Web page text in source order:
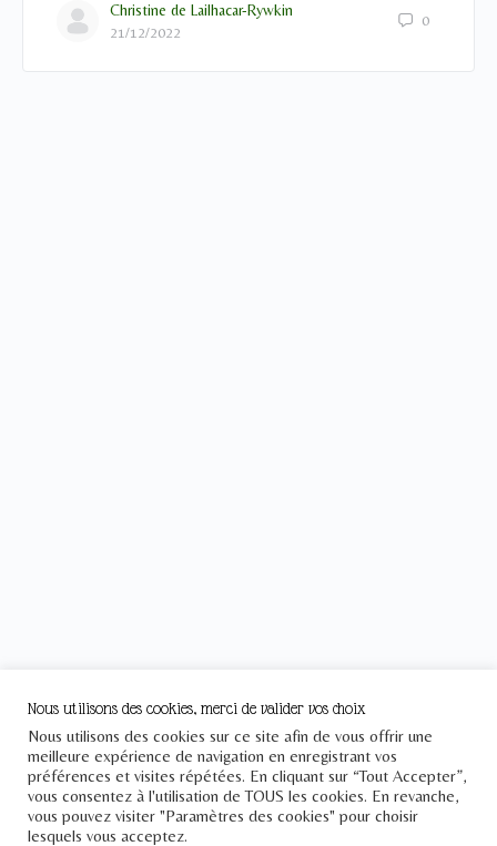
Christine de Lailhacar-Rywkin
21/12/2022
0
Nous utilisons des cookies, merci de valider vos choix
Nous utilisons des cookies sur ce site afin de vous offrir une
meilleure expérience de navigation en enregistrant vos
préférences et visites répétées. En cliquant sur “Tout Accepter”,
vous consentez à l'utilisation de TOUS les cookies. En revanche,
vous pouvez visiter "Paramètres des cookies" pour choisir
lesquels vous acceptez.